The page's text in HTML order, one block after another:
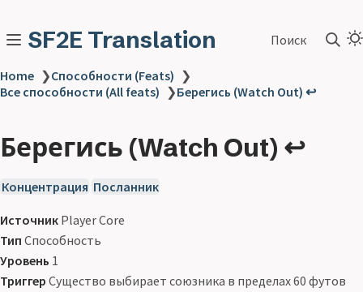
SF2E Translation Поиск
Home ❯Способности (Feats) ❯
Все способности (All feats) ❯Берегись (Watch Out) ↩
Берегись (Watch Out) ↩
Концентрация Посланник
Источник Player Core
Тип Способность
Уровень 1
Триггер Существо выбирает союзника в пределах 60 футов